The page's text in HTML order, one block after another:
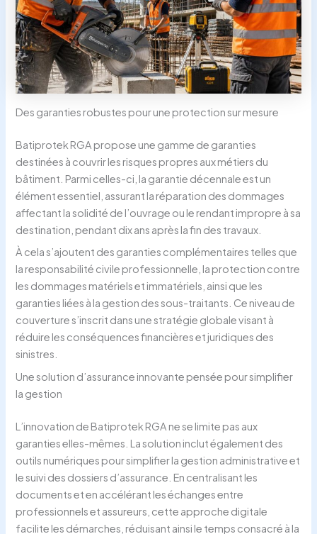
Des garanties robustes pour une protection sur mesure
Batiprotek RGA propose une gamme de garanties
destinées à couvrir les risques propres aux métiers du
bâtiment. Parmi celles-ci, la garantie décennale est un
élément essentiel, assurant la réparation des dommages
affectant la solidité de l’ouvrage ou le rendant impropre à sa
destination, pendant dix ans après la fin des travaux.
À cela s’ajoutent des garanties complémentaires telles que
la responsabilité civile professionnelle, la protection contre
les dommages matériels et immatériels, ainsi que les
garanties liées à la gestion des sous-traitants. Ce niveau de
couverture s’inscrit dans une stratégie globale visant à
réduire les conséquences financières et juridiques des
sinistres.
Une solution d’assurance innovante pensée pour simplifier
la gestion
L’innovation de Batiprotek RGA ne se limite pas aux
garanties elles-mêmes. La solution inclut également des
outils numériques pour simplifier la gestion administrative et
le suivi des dossiers d’assurance. En centralisant les
documents et en accélérant les échanges entre
professionnels et assureurs, cette approche digitale
facilite les démarches, réduisant ainsi le temps consacré à la